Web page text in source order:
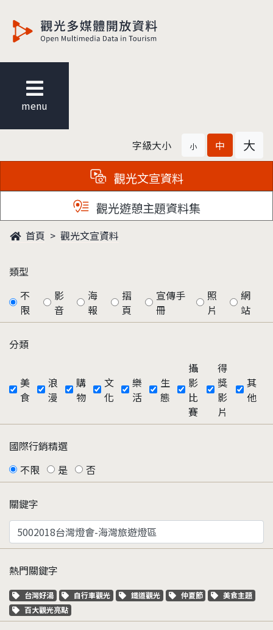
menu
字級大小 小 中 大
觀光文宣資料
觀光遊憩主題資料集
首頁 觀光文宣資料
類型
不
限
影
音
海
報
摺
頁
宣傳手
冊
照
片
網
站
分類
美
食
浪
漫
購
物
文
化
樂
活
生
態
攝
影
比
賽
得
獎
影
片
其
他
國際行銷精選
不限
是 否
關鍵字
熱門關鍵字
關鍵字標籤
台灣好湯 關鍵字標籤
自行車觀光 關鍵字標籤
鐵道觀光 關鍵字標籤
仲夏節 關鍵字標籤
美食主題
關鍵字標籤
百大觀光亮點